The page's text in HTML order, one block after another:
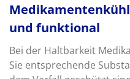
und funktional
Bei der Haltbarkeit
Sie entsprechende